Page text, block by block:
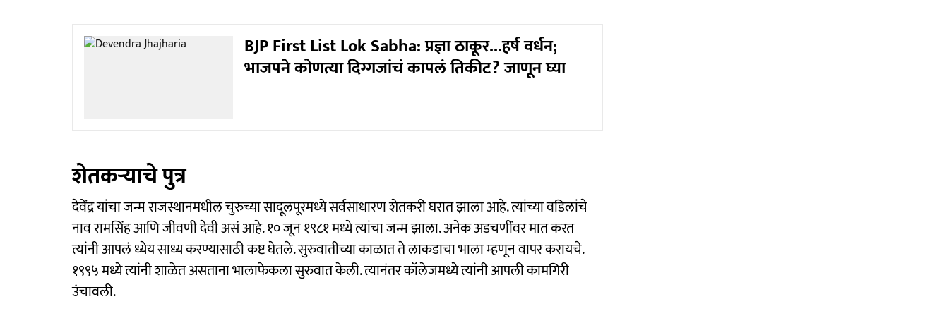
BJP First List Lok Sabha: प्रज्ञा ठाकूर...हर्ष वर्धन;
भाजपने कोणत्या दिग्गजांचं कापलं तिकीट? जाणून घ्या
शेतकऱ्याचे पुत्र
देवेंद्र यांचा जन्म राजस्थानमधील चुरुच्या सादूलपूरमध्ये सर्वसाधारण शेतकरी घरात झाला आहे. त्यांच्या वडिलांचे
नाव रामसिंह आणि जीवणी देवी असं आहे. १० जून १९८१ मध्ये त्यांचा जन्म झाला. अनेक अडचणींवर मात करत
त्यांनी आपलं ध्येय साध्य करण्यासाठी कष्ट घेतले. सुरुवातीच्या काळात ते लाकडाचा भाला म्हणून वापर करायचे.
१९९५ मध्ये त्यांनी शाळेत असताना भालाफेकला सुरुवात केली. त्यानंतर कॉलेजमध्ये त्यांनी आपली कामगिरी
उंचावली.